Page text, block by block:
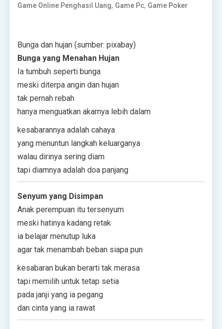
Game Online Penghasil Uang, Game Pc, Game Poker
Bunga dan hujan (sumber: pixabay)
Bunga yang Menahan Hujan
Ia tumbuh seperti bunga
meski diterpa angin dan hujan
tak pernah rebah
hanya menguatkan akarnya lebih dalam
kesabarannya adalah cahaya
yang menuntun langkah keluarganya
walau dirinya sering diam
tapi diamnya adalah doa panjang
Senyum yang Disimpan
Anak perempuan itu tersenyum
meski hatinya kadang retak
ia belajar menutup luka
agar tak menambah beban siapa pun
kesabaran bukan berarti tak merasa
tapi memilih untuk tetap setia
pada janji yang ia pegang
dan cinta yang ia rawat